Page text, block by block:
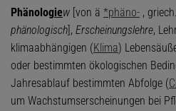
Phänologiew [von ä *phäno- ,
phänologisch], Erscheinungslehre,
klimaabhängigen (Klima)
oder bestimmten ökologischen
Jahresablauf bestimmten Abfolge (
um Wachstumserscheinungen bei